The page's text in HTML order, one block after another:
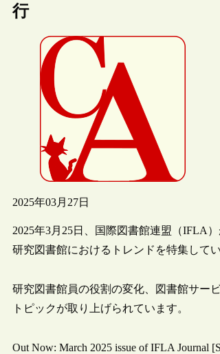
行
2025年03月27日
2025年3月25日、国際図書館連盟（IFLA
研究図書館におけるトレンドを特集してい
研究図書館員の役割の変化、図書館サー
トピックが取り上げられています。
Out Now: March 2025 issue of IFLA Journal